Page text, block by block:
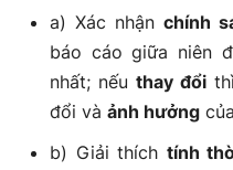
a) Xác nhận chính
báo cáo giữa niên
nhất; nếu thay đổi
đổi và ảnh hưởng
b) Giải thích tính